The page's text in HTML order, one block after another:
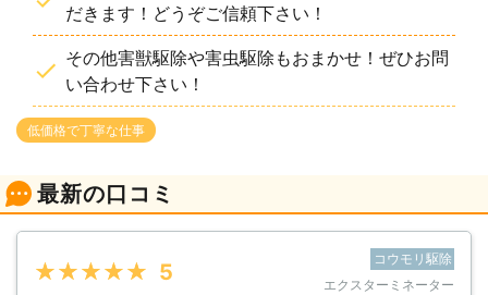
だきます！どうぞご信頼下さい！
その他害獣駆除や害虫駆除もおまかせ！ぜひお問
い合わせ下さい！
低価格で丁寧な仕事
最新の口コミ
★★★★★ 5
コウモリ駆除
エクスターミネーター